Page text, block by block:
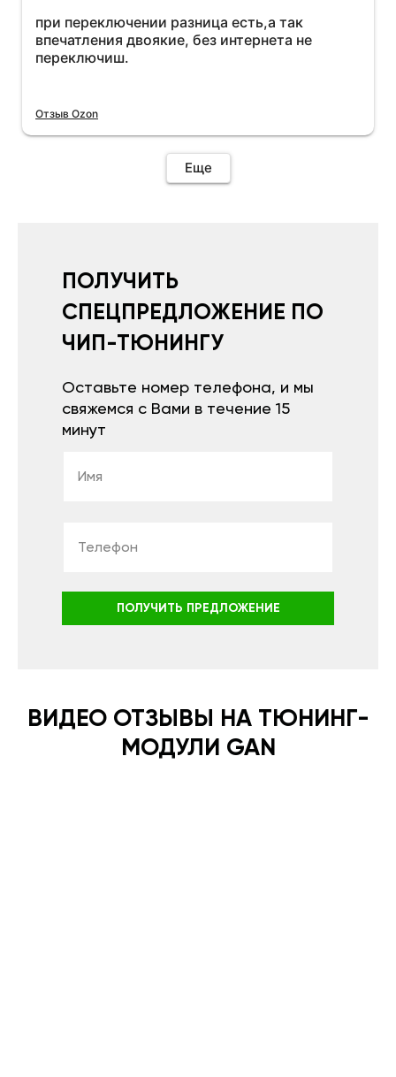
при переключении разница есть,а так
впечатления двоякие, без интернета не
переключиш.
Отзыв Ozon
Еще
ПОЛУЧИТЬ
СПЕЦПРЕДЛОЖЕНИЕ ПО
ЧИП-ТЮНИНГУ
Оставьте номер телефона, и мы
свяжемся с Вами в течение 15
минут
ПОЛУЧИТЬ ПРЕДЛОЖЕНИЕ
ВИДЕО ОТЗЫВЫ НА ТЮНИНГ-
МОДУЛИ GAN